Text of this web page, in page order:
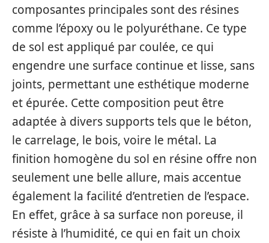
composantes principales sont des résines
comme l’époxy ou le polyuréthane. Ce type
de sol est appliqué par coulée, ce qui
engendre une surface continue et lisse, sans
joints, permettant une esthétique moderne
et épurée. Cette composition peut être
adaptée à divers supports tels que le béton,
le carrelage, le bois, voire le métal. La
finition homogène du sol en résine offre non
seulement une belle allure, mais accentue
également la facilité d’entretien de l’espace.
En effet, grâce à sa surface non poreuse, il
résiste à l’humidité, ce qui en fait un choix